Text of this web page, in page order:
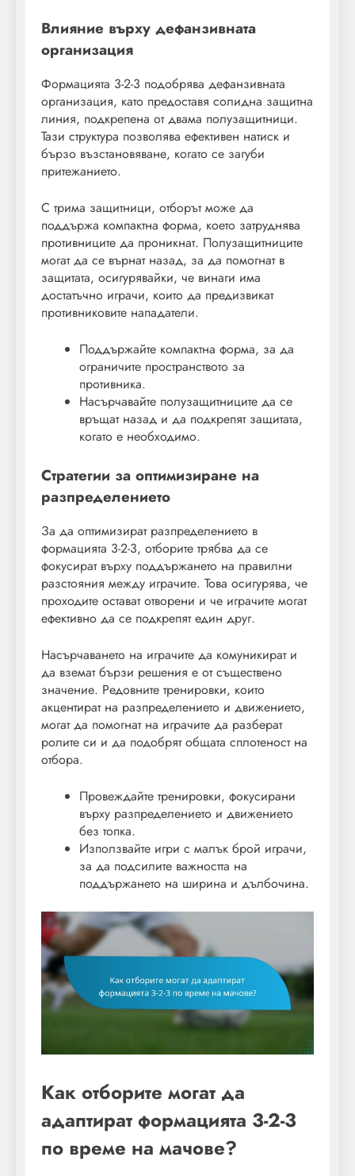
Влияние върху дефанзивната
организация
Формацията 3-2-3 подобрява дефанзивната
организация, като предоставя солидна защитна
линия, подкрепена от двама полузащитници.
Тази структура позволява ефективен натиск и
бързо възстановяване, когато се загуби
притежанието.
С трима защитници, отборът може да
поддържа компактна форма, което затруднява
противниците да проникнат. Полузащитниците
могат да се върнат назад, за да помогнат в
защитата, осигурявайки, че винаги има
достатъчно играчи, които да предизвикат
противниковите нападатели.
Поддържайте компактна форма, за да
ограничите пространството за
противника.
Насърчавайте полузащитниците да се
връщат назад и да подкрепят защитата,
когато е необходимо.
Стратегии за оптимизиране на
разпределението
За да оптимизират разпределението в
формацията 3-2-3, отборите трябва да се
фокусират върху поддържането на правилни
разстояния между играчите. Това осигурява, че
проходите остават отворени и че играчите могат
ефективно да се подкрепят един друг.
Насърчаването на играчите да комуникират и
да вземат бързи решения е от съществено
значение. Редовните тренировки, които
акцентират на разпределението и движението,
могат да помогнат на играчите да разберат
ролите си и да подобрят общата сплотеност на
отбора.
Провеждайте тренировки, фокусирани
върху разпределението и движението
без топка.
Използвайте игри с малък брой играчи,
за да подсилите важността на
поддържането на ширина и дълбочина.
Как отборите могат да
адаптират формацията 3-2-3
по време на мачове?